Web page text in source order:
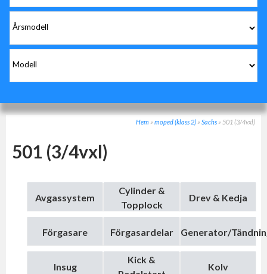
Hem » moped (klass 2) » Sachs » 501 (3/4vxl)
501 (3/4vxl)
Avgassystem
Cylinder &
Topplock
Drev & Kedja
Förgasare Förgasardelar Generator/
Insug
Kick &
Kolv